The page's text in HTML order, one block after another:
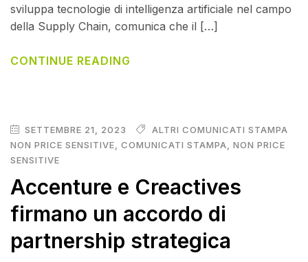
sviluppa tecnologie di intelligenza artificiale nel campo
della Supply Chain, comunica che il […]
CONTINUE READING
SETTEMBRE 21, 2023
ALTRI COMUNICATI STAMPA
NON PRICE SENSITIVE, COMUNICATI STAMPA, NON PRICE
SENSITIVE
Accenture e Creactives
firmano un accordo di
partnership strategica